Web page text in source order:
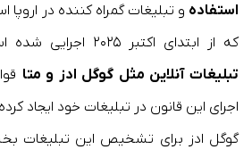
استفاده و تبلیغات گمراه کننده در
که از ابتدای اکتبر ۲۰۲۵ اجرایی شده است
تبلیغات آنلاین مثل گوگل ادز و متا
اجرای این قانون در تبلیغات خود ایجاد
گوگل ادز برای تشخیص این تبلیغات